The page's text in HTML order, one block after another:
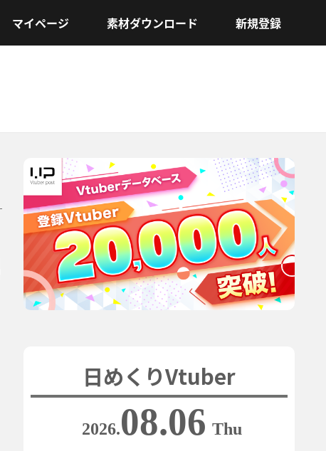
マイページ 素材ダウンロード 新規登録
日めくりVtuber
2026.08.06 Thu